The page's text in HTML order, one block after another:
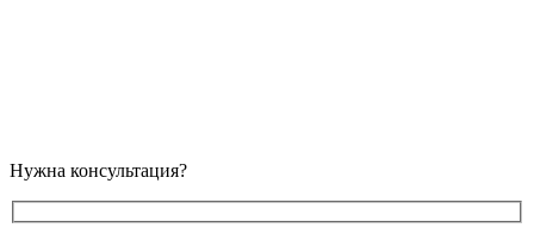
Нужна консультация?